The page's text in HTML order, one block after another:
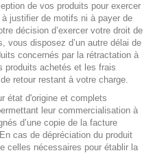
de vos produits pour exercer
justifier de motifs ni à payer de
décision d’exercer votre droit de
vous disposez d’un autre délai de
concernés par la rétractation à
produits achetés et les frais
retour restant à votre charge.
état d'origine et complets
leur commercialisation à
d’une copie de la facture
cas de dépréciation du produit
celles nécessaires pour établir la